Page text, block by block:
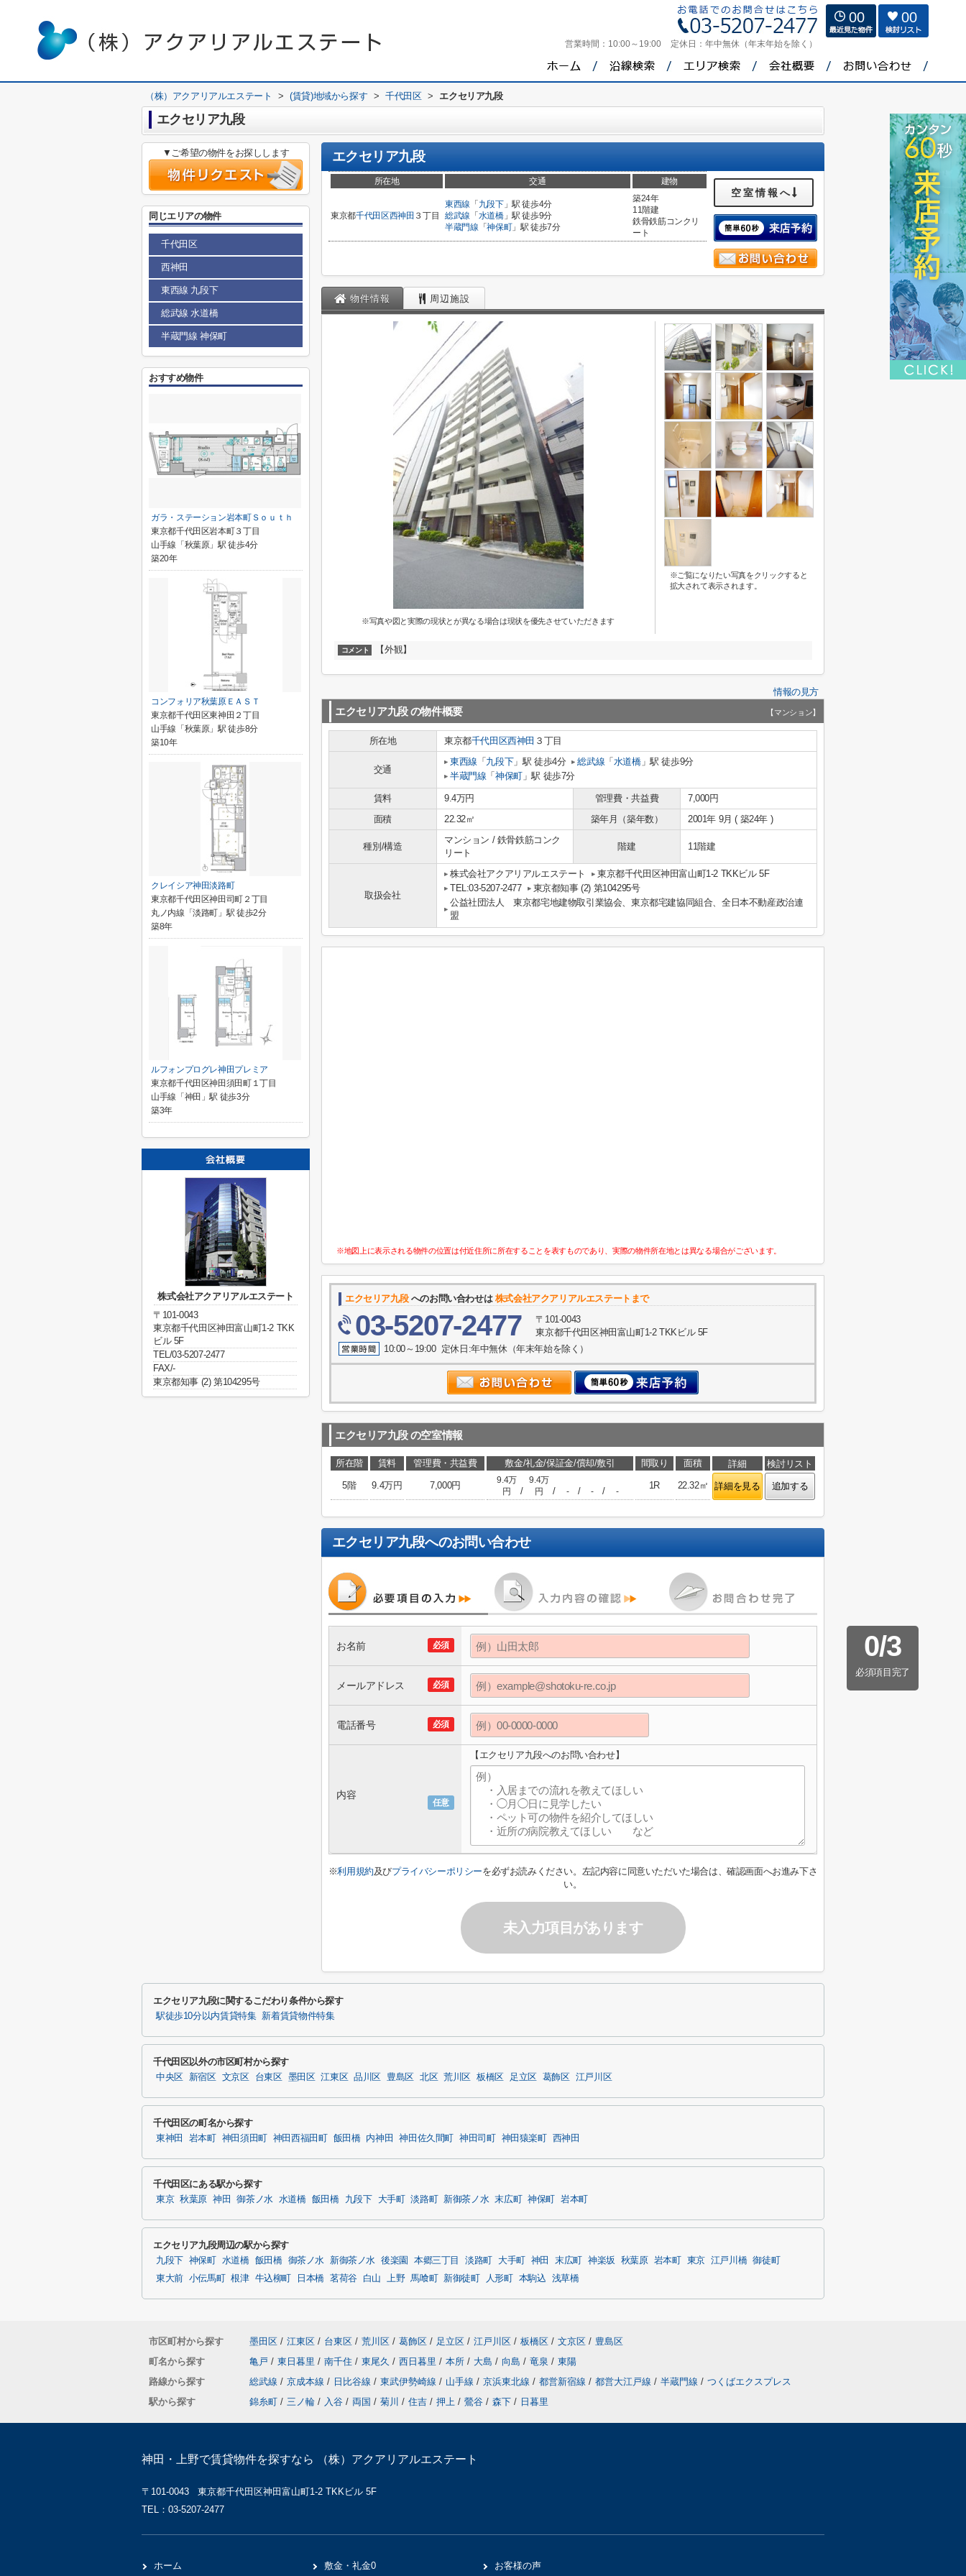
営業時間： 10:00～19:00 定休日： 年中無休（年末年始を除く）
00 00
（株）アクアリアルエステート > (賃貸)地域から探す > 千代田区 > エクセリア九段
エクセリア九段
エクセリア九段
所在地 交通 建物
東京都千代田区西神田 ３丁目
東西線 「 九段下」駅 徒歩4分
総武線 「 水道橋」駅 徒歩9分
半蔵門線 「神保町」駅 徒歩7分
築24年
11階建
鉄骨鉄筋コンクリ
ート
空室情報へ
物件情報 周辺施設
※写真や図と実際の現状とが異なる場合は現状を優先させていただきます
※ご覧になりたい写真をクリックすると
拡大されて表示されます。
コメント 【外観】
情報の見方
エクセリア九段の物件概要 【マンション】
所在地 東京都千代田区西神田 ３丁目
交通
東西線 「 九段下」駅 徒歩4分 総武線 「 水道橋」駅 徒歩9分
半蔵門線 「神保町」駅 徒歩7分
賃料 9.4万円 管理費・共益費
7,000円
面積
22.32㎡ 築年月（築年数） 2001年 9月 ( 築24年 )
種別/構造
マンション / 鉄骨鉄筋コンク
リート
階建 11階建
取扱会社
株式会社アクアリアルエステート
東京都千代田区神田富山町1-2 TKKビル 5F
TEL:03-5207-2477
東京都知事 (2) 第104295号
公益社団法人 東京都宅地建物取引業協会、東京都宅建協同組合、全日本不動産政治連
盟
※地図上に表示される物件の位置は付近住所に所在することを表すものであり、実際の物件所在地とは異なる場合がございます。
エクセリア九段へのお問い合わせは 株式会社アクアリアルエステートまで
03-5207-2477
〒101-0043
東京都千代田区神田富山町1-2 TKKビル 5F
10:00～19:00 定休日:年中無休（年末年始を除く）
エクセリア九段の空室情報
所在階 賃料 管理費・共益費 敷金/礼金/保証金/償却/敷引 間取り 面積 詳細
検討リスト
5階
9.4万円 7,000円
9.4万
円
/
9.4万
円
/ - / - / -
1R 22.32㎡ 詳細を見る 追加する
エクセリア九段へのお問い合わせ
0/3
必須項目完了
必須
お名前
必須
メールアドレス
必須
電話番号
任意
内容
【エクセリア九段へのお問い合わせ】
※利用規約及びプライバシーポリシーを必ずお読みください。左記内容に同意いただいた場合は、確認画面へお進み下さ
い。
未入力項目があります
▼ご希望の物件をお探しします
同じエリアの物件
千代田区
西神田
東西線 九段下
総武線 水道橋
半蔵門線 神保町
おすすめ物件
ガラ・ステーション岩本町Ｓｏｕｔｈ
東京都千代田区岩本町３丁目
山手線「秋葉原」駅 徒歩4分
築20年
コンフォリア秋葉原ＥＡＳＴ
東京都千代田区東神田２丁目
山手線「秋葉原」駅 徒歩8分
築10年
クレイシア神田淡路町
東京都千代田区神田司町２丁目
丸ノ内線「淡路町」駅 徒歩2分
築8年
ルフォンプログレ神田プレミア
東京都千代田区神田須田町１丁目
山手線「神田」駅 徒歩3分
築3年
株式会社アクアリアルエステート
〒101-0043
東京都千代田区神田富山町1-2 TKK
ビル 5F
TEL/03-5207-2477
FAX/-
東京都知事 (2) 第104295号
エクセリア九段に関するこだわり条件から探す
駅徒歩10分以内賃貸特集 新着賃貸物件特集
千代田区以外の市区町村から探す
中央区 新宿区 文京区 台東区 墨田区 江東区 品川区 豊島区 北区 荒川区 板橋区 足立区 葛飾区 江戸川区
千代田区の町名から探す
東神田 岩本町 神田須田町 神田西福田町 飯田橋 内神田 神田佐久間町 神田司町 神田猿楽町 西神田
千代田区にある駅から探す
東京 秋葉原 神田 御茶ノ水 水道橋 飯田橋 九段下 大手町 淡路町 新御茶ノ水 末広町 神保町 岩本町
エクセリア九段周辺の駅から探す
九段下 神保町 水道橋 飯田橋 御茶ノ水 新御茶ノ水 後楽園 本郷三丁目 淡路町 大手町 神田 末広町 神楽坂 秋葉原 岩本町 東京 江戸川橋 御徒町
東大前 小伝馬町 根津 牛込柳町 日本橋 茗荷谷 白山 上野 馬喰町 新御徒町 人形町 本駒込 浅草橋
市区町村から探す 墨田区 / 江東区 / 台東区 / 荒川区 / 葛飾区 / 足立区 / 江戸川区 / 板橋区 / 文京区 / 豊島区
町名から探す
亀戸 / 東日暮里 / 南千住 / 東尾久 / 西日暮里 / 本所 / 大島 / 向島 / 竜泉 / 東陽
路線から探す
総武線 / 京成本線 / 日比谷線 / 東武伊勢崎線 / 山手線 / 京浜東北線 / 都営新宿線 / 都営大江戸線 / 半蔵門線 / つくばエクスプレス
駅から探す
錦糸町 / 三ノ輪 / 入谷 / 両国 / 菊川 / 住吉 / 押上 / 鶯谷 / 森下 / 日暮里
神田・上野で賃貸物件を探すなら （株）アクアリアルエステート
〒101-0043 東京都千代田区神田富山町1-2 TKKビル 5F
TEL：03-5207-2477
ホーム 敷金・礼金0 お客様の声